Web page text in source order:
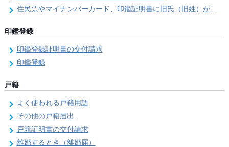
住民票やマイナンバーカード、印鑑証明書に旧氏（旧姓）が併記できるようになりました！
印鑑登録
印鑑登録証明書の交付請求
印鑑登録
戸籍
よく使われる戸籍用語
その他の戸籍届出
戸籍証明書の交付請求
離婚するとき（離婚届）